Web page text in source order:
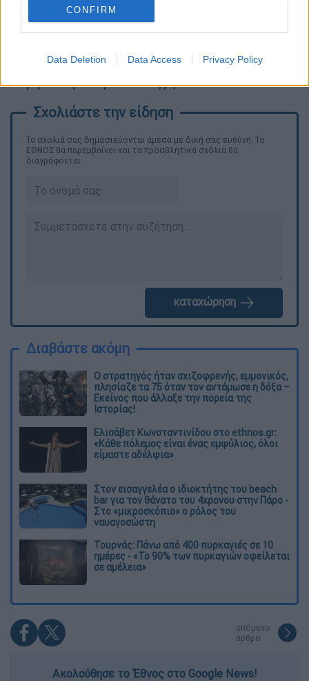
CONFIRM
Data Deletion Data Access Privacy Policy
δημοσιογράφοι έχουν δολοφονηθεί επειδή
ερευνούσαν υποθέσεις που αφορούσαν το
ασφάλειας και τη διακίνηση ναρκωτικών,
σύμφωνα με την ίδια πηγή.
Τα σχολιά σας δημοσιεύονται άμεσα με δική σας ευθύνη. Το
ΕΘΝΟΣ θα παρεμβαίνει και τα προσβλητικά σχόλια θα
διαγράφονται
καταχώρηση
Διαβάστε ακόμη
O στρατηγός ήταν σχιζοφρενής, εμμονικός,
πλησίαζε τα 75 όταν τον αντάμωσε η δόξα –
Εκείνος που άλλαξε την πορεία της
Ιστορίας!
Ελισάβετ Κωνσταντινίδου στο ethnos.gr:
«Κάθε πόλεμος είναι ένας εμφύλιος, όλοι
είμαστε αδέλφια»
Στον εισαγγελέα ο ιδιοκτήτης του beach
bar για τον θάνατο του 4χρονου στην Πάρο -
Στο «μικροσκόπιο» ο ρόλος του
ναυαγοσώστη
Τουρνάς: Πάνω από 400 πυρκαγιές σε 10
ημέρες - «Το 90% των πυρκαγιών οφείλεται
σε αμέλεια»
επόμενο
άρθρο
Ακολούθησε το Έθνος στο Google News!